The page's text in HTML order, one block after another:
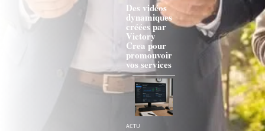
Des vidéos
dynamiques
créées par
Victory
Crea pour
promouvoir
vos services
ACTU